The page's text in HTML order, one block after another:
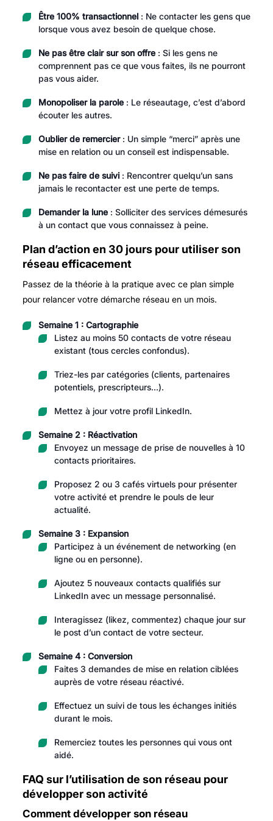
Être 100% transactionnel: Ne contacter les gens que
lorsque vous avez besoin de quelque chose.
Ne pas être clair sur son offre: Si les gens ne
comprennent pas ce que vous faites, ils ne pourront
pas vous aider.
Monopoliser la parole: Le réseautage, c’est d’abord
écouter les autres.
Oublier de remercier: Un simple “merci” après une
mise en relation ou un conseil est indispensable.
Ne pas faire de suivi: Rencontrer quelqu’un sans
jamais le recontacter est une perte de temps.
Demander la lune: Solliciter des services démesurés
à un contact que vous connaissez à peine.
Plan d’action en 30 jours pour utiliser son
réseau efficacement
Passez de la théorie à la pratique avec ce plan simple
pour relancer votre démarche réseau en un mois.
Semaine 1 : Cartographie
Listez au moins 50 contacts de votre réseau
existant (tous cercles confondus).
Triez-les par catégories (clients, partenaires
potentiels, prescripteurs…).
Mettez à jour votre profil LinkedIn.
Semaine 2 : Réactivation
Envoyez un message de prise de nouvelles à 10
contacts prioritaires.
Proposez 2 ou 3 cafés virtuels pour présenter
votre activité et prendre le pouls de leur
actualité.
Semaine 3 : Expansion
Participez à un événement de networking (en
ligne ou en personne).
Ajoutez 5 nouveaux contacts qualifiés sur
LinkedIn avec un message personnalisé.
Interagissez (likez, commentez) chaque jour sur
le post d’un contact de votre secteur.
Semaine 4 : Conversion
Faites 3 demandes de mise en relation ciblées
auprès de votre réseau réactivé.
Effectuez un suivi de tous les échanges initiés
durant le mois.
Remerciez toutes les personnes qui vous ont
aidé.
FAQ sur l’utilisation de son réseau pour
développer son activité
Comment développer son réseau